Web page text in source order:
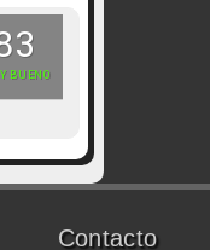
BUENO
Contacto